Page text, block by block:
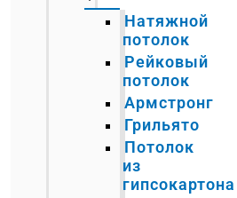
Натяжной
потолок
Рейковый
потолок
Армстронг
Грильято
Потолок
из
гипсокартона